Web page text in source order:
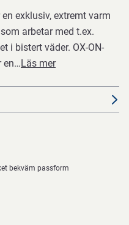
exklusiv, extremt varm
arbetar med t.ex.
i bistert väder. OX-ON-
en…Läs mer
bekväm passform